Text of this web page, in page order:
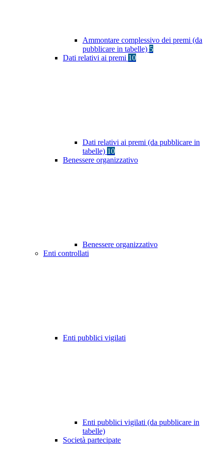
Ammontare complessivo dei premi (da
pubblicare in tabelle) 5
Dati relativi ai premi 10
Dati relativi ai premi (da pubblicare in
tabelle) 10
Benessere organizzativo
Benessere organizzativo
Enti controllati
Enti pubblici vigilati
Enti pubblici vigilati (da pubblicare in
tabelle)
Società partecipate